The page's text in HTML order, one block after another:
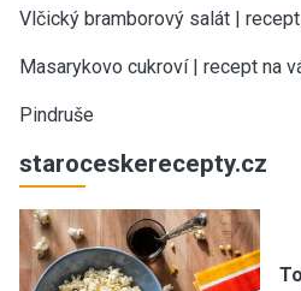
Vlčický bramborový salát |
Masarykovo cukroví | recept na
Pindruše
staroceskerecepty.cz